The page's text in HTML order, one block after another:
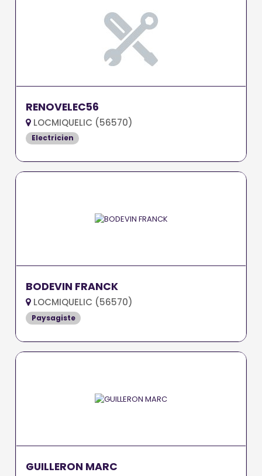
RENOVELEC56
LOCMIQUELIC (56570)
Electricien
BODEVIN FRANCK
LOCMIQUELIC (56570)
Paysagiste
GUILLERON MARC